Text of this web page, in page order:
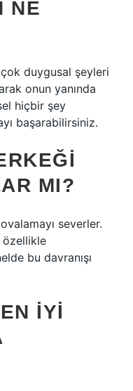
NE
duygusal şeyleri
onun yanında
hiçbir şey
başarabilirsiniz.
MI?
severler.
özellikle
bu davranışı
IYI